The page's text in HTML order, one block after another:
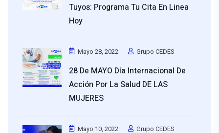
Tuyos: Programa Tu Cita En Linea
Hoy
Mayo 28, 2022 Grupo CEDES
28 De MAYO Día Internacional De
Acción Por La Salud DE LAS
MUJERES
Mayo 10, 2022 Grupo CEDES